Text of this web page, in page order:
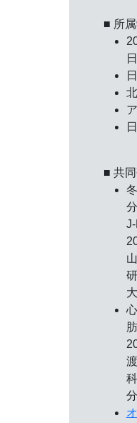
■ 所
■ 共